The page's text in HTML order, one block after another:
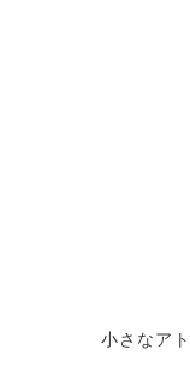
小さなア